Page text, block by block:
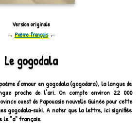
Version originale
→ Poème français←
Le gogodala
d'amour en gogodala (gogodara), la langue de
proche de l'ari. On compte environ 22 000
ouest de Papouasie nouvelle Guinée pour cette
gogodala-suki. A noter que la lettre, ici signifiée
le "a" français.